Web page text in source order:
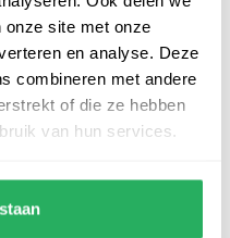
onze site met onze
en analyse. Deze
combineren met andere
of die ze hebben
van hun services.
hoge kwaliteit. Ze zijn
een dubbele stiknaad, wat
stevigheid. Wij bieden de
afmetingen: 40x60
voor jouw specifieke